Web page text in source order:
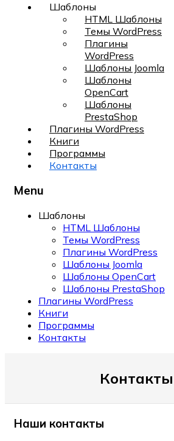
Шаблоны
HTML Шаблоны
Темы WordPress
Плагины
WordPress
Шаблоны Joomla
Шаблоны
OpenCart
Шаблоны
PrestaShop
Плагины WordPress
Книги
Программы
Контакты
Menu
Шаблоны
HTML Шаблоны
Темы WordPress
Плагины WordPress
Шаблоны Joomla
Шаблоны OpenCart
Шаблоны PrestaShop
Плагины WordPress
Книги
Программы
Контакты
Контакты
Наши контакты